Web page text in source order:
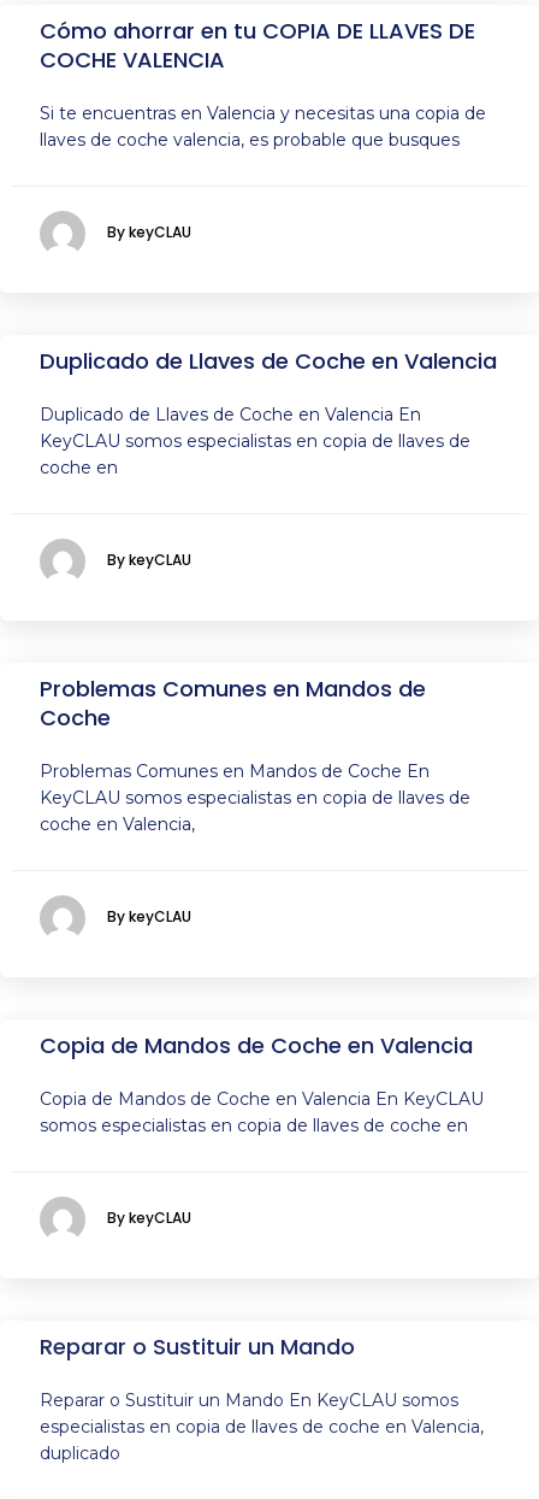
Cómo ahorrar en tu COPIA DE LLAVES DE
COCHE VALENCIA
Si te encuentras en Valencia y necesitas una copia de
llaves de coche valencia, es probable que busques
By keyCLAU
Duplicado de Llaves de Coche en Valencia
Duplicado de Llaves de Coche en Valencia En
KeyCLAU somos especialistas en copia de llaves de
coche en
By keyCLAU
Problemas Comunes en Mandos de
Coche
Problemas Comunes en Mandos de Coche En
KeyCLAU somos especialistas en copia de llaves de
coche en Valencia,
By keyCLAU
Copia de Mandos de Coche en Valencia
Copia de Mandos de Coche en Valencia En KeyCLAU
somos especialistas en copia de llaves de coche en
By keyCLAU
Reparar o Sustituir un Mando
Reparar o Sustituir un Mando En KeyCLAU somos
especialistas en copia de llaves de coche en Valencia,
duplicado